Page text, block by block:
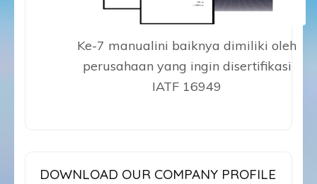
Ke-7 manualini baiknya dimiliki oleh
perusahaan yang ingin disertifikasi
IATF 16949
DOWNLOAD OUR COMPANY PROFILE